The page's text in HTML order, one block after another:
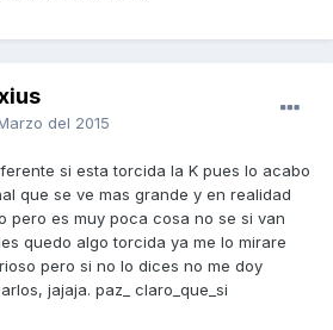
del 2015
si esta torcida la K pues lo acabo
que se ve mas grande y en realidad
pero es muy poca cosa no se si van
quedo algo torcida ya me lo mirare
pero si no lo dices no me doy
jajaja. paz_ claro_que_si